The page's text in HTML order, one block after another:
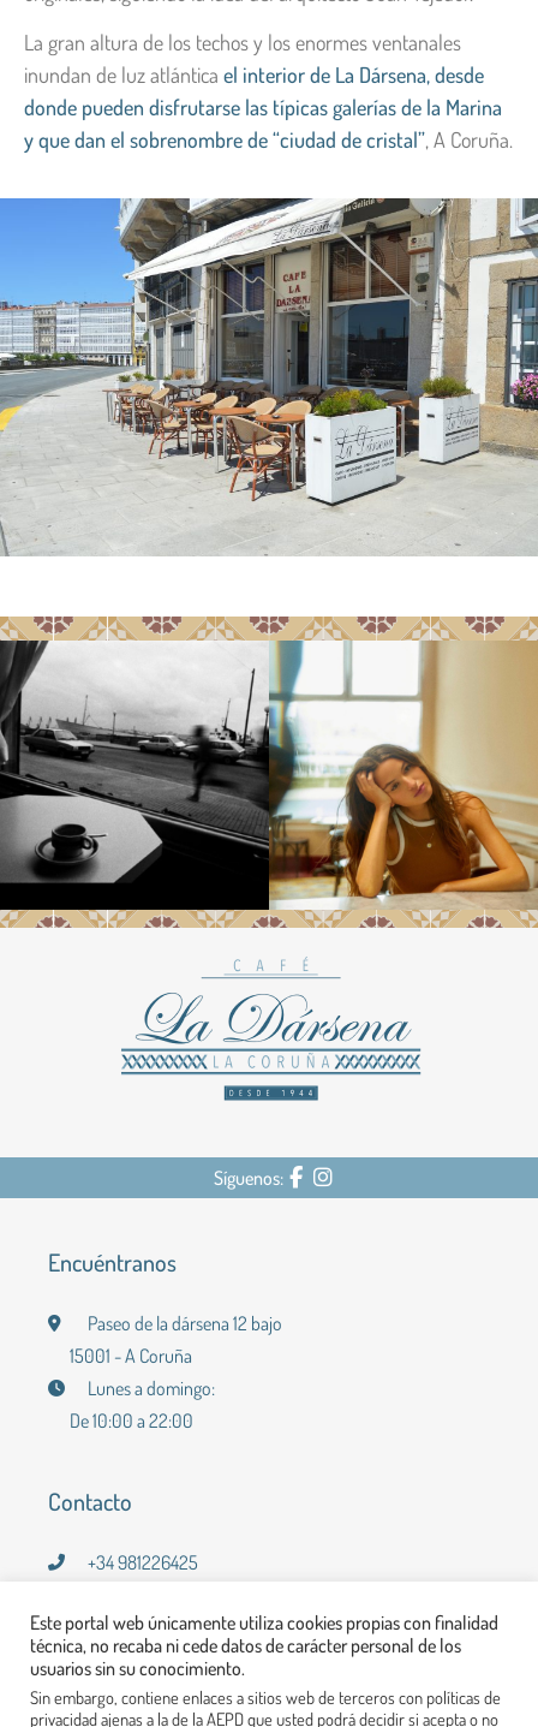
La gran altura de los techos y los enormes ventanales
inundan de luz atlántica el interior de La Dársena, desde
donde pueden disfrutarse las típicas galerías de la Marina
y que dan el sobrenombre de “ciudad de cristal”, A Coruña.
Síguenos:
Encuéntranos
Paseo de la dársena 12 bajo
15001 - A Coruña
Lunes a domingo:
De 10:00 a 22:00
Contacto
+34 981226425
Enlaces de interés
Este portal web únicamente utiliza cookies propias con finalidad
técnica, no recaba ni cede datos de carácter personal de los
usuarios sin su conocimiento.
Sin embargo, contiene enlaces a sitios web de terceros con políticas de
privacidad ajenas a la de la AEPD que usted podrá decidir si acepta o no